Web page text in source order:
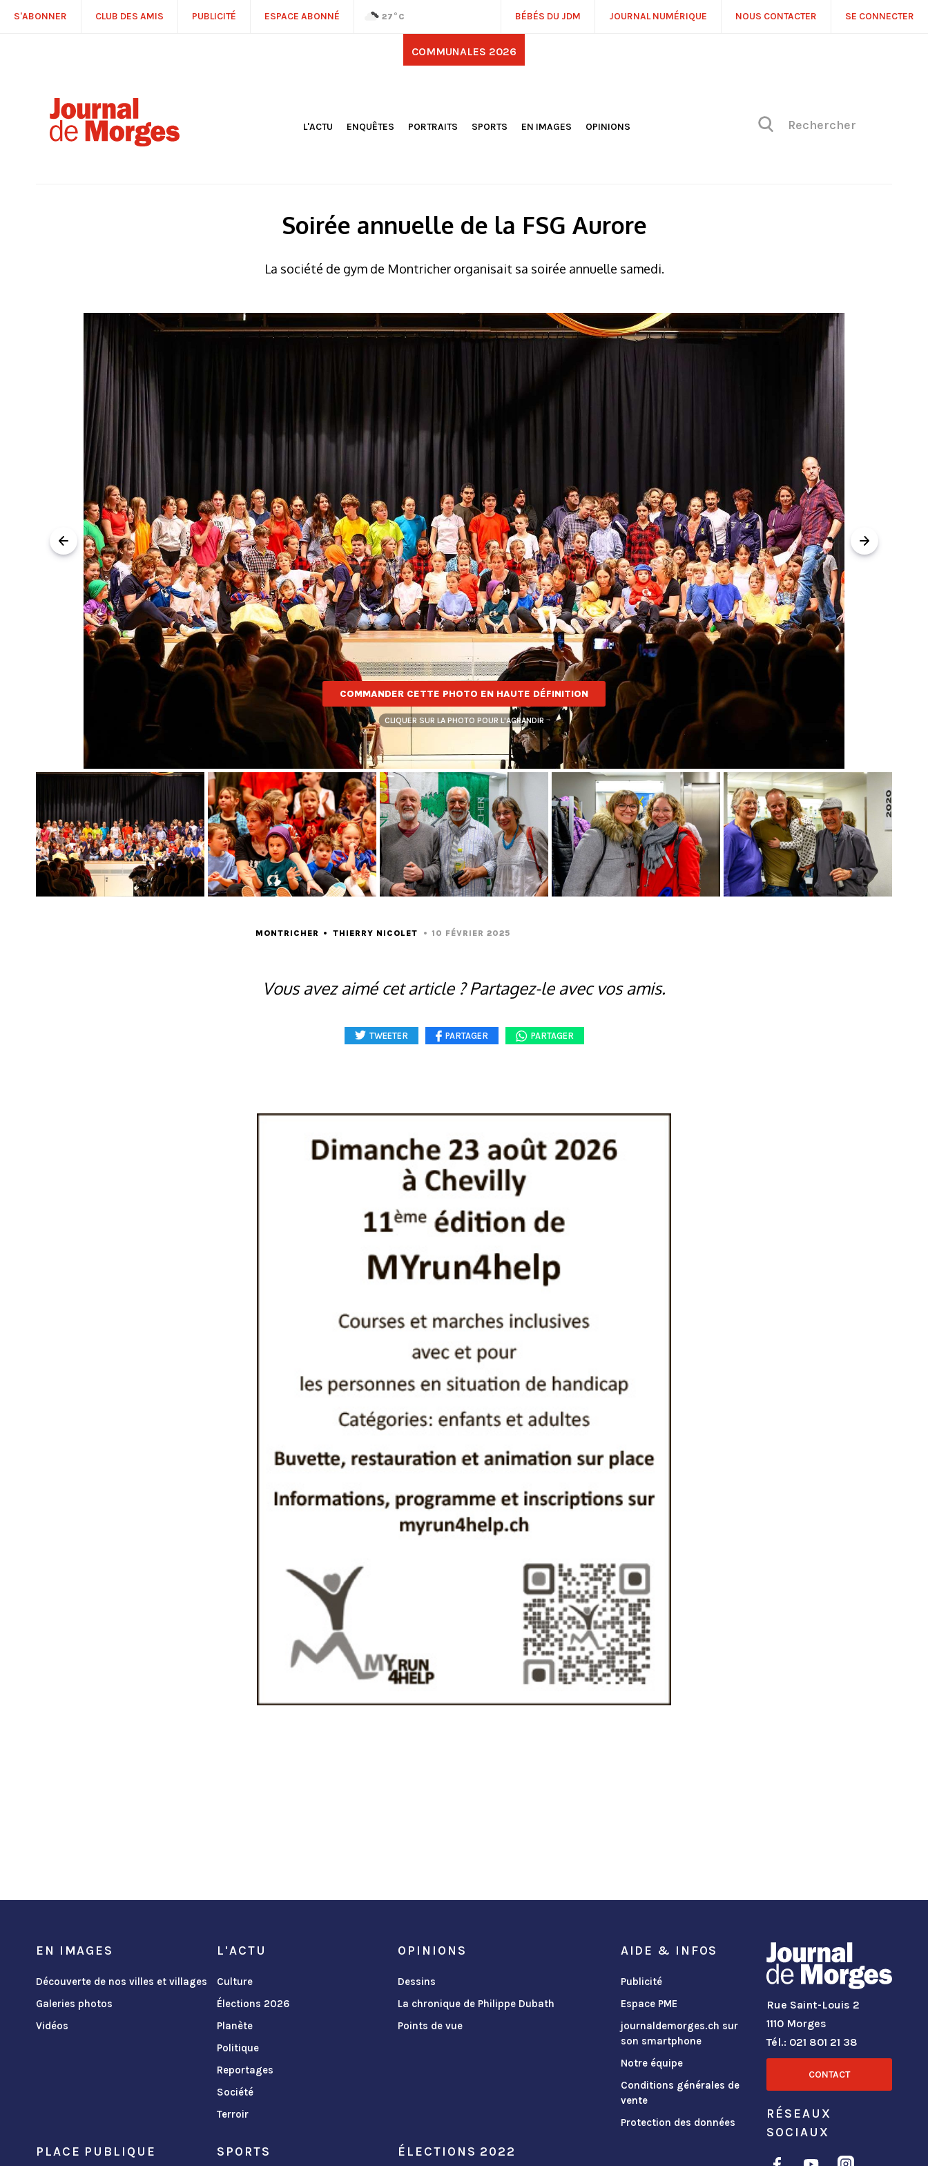
S'ABONNER CLUB DES AMIS PUBLICITÉ ESPACE ABONNÉ 27 °C BÉBÉS DU JDM JOURNAL NUMÉRIQUE NOUS CONTACTER SE CONNECTER
COMMUNALES 2026
L'ACTU
CULTURE
PLANÈTE
ENQUÊTES PORTRAITS
SPORTS
EN IMAGES
OPINIONS
Soirée annuelle de la FSG Aurore
La société de gym de Montricher organisait sa soirée annuelle samedi.
COMMANDER CETTE PHOTO EN HAUTE DÉFINITION
CLIQUER SUR LA PHOTO POUR L'AGRANDIR
MONTRICHER THIERRY NICOLET 10 FÉVRIER 2025
Vous avez aimé cet article ? Partagez-le avec vos amis.
TWEETER PARTAGER PARTAGER
EN IMAGES
Découverte de nos villes et villages
Galeries photos
Vidéos
L'ACTU
Culture
Élections 2026
Planète
Politique
Reportages
Société
Terroir
OPINIONS
Dessins
La chronique de Philippe Dubath
Points de vue
PLACE PUBLIQUE SPORTS ÉLECTIONS 2022
AIDE & INFOS
Publicité
Espace PME
journaldemorges.ch sur
son smartphone
Notre équipe
Conditions générales de
vente
Protection des données
Rue Saint-Louis 2
1110 Morges
Tél.: 021 801 21 38
CONTACT
RÉSEAUX
SOCIAUX